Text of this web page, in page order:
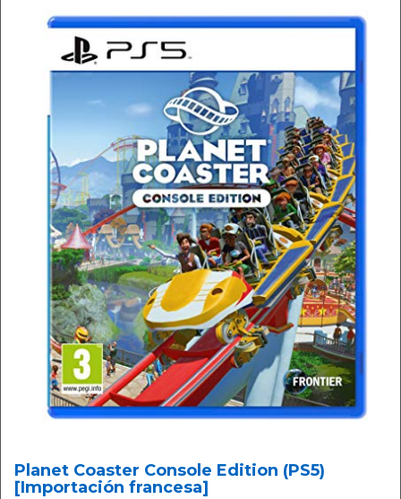
Planet Coaster Console Edition (PS5)
[Importación francesa]